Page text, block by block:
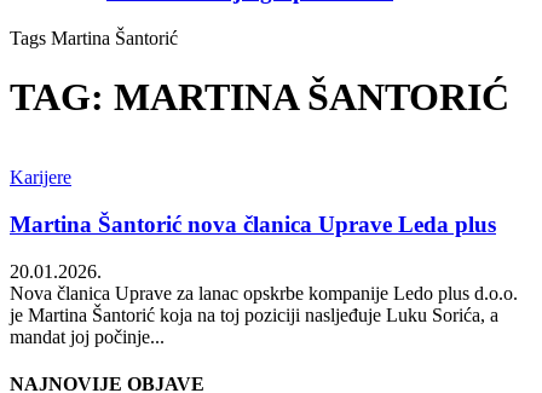
Tags Martina Šantorić
TAG: MARTINA ŠANTORIĆ
Karijere
Martina Šantorić nova članica Uprave Leda plus
20.01.2026.
Nova članica Uprave za lanac opskrbe kompanije Ledo plus d.o.o.
je Martina Šantorić koja na toj poziciji nasljeđuje Luku Sorića, a
mandat joj počinje...
NAJNOVIJE OBJAVE